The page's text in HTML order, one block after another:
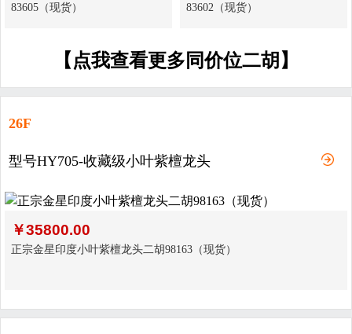
83605（现货）
83602（现货）
【点我查看更多同价位二胡】
26F
型号HY705-收藏级小叶紫檀龙头
￥35800.00
正宗金星印度小叶紫檀龙头二胡98163（现货）